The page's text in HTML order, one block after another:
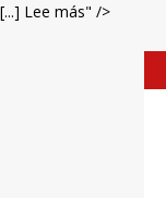
[...] Lee más" />